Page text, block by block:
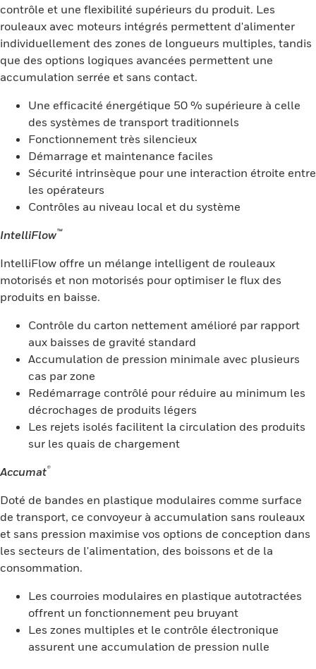
contrôle et une flexibilité supérieurs du produit. Les
rouleaux avec moteurs intégrés permettent d'alimenter
individuellement des zones de longueurs multiples, tandis
que des options logiques avancées permettent une
accumulation serrée et sans contact.
Une efficacité énergétique 50 % supérieure à celle
des systèmes de transport traditionnels
Fonctionnement très silencieux
Démarrage et maintenance faciles
Sécurité intrinsèque pour une interaction étroite entre
les opérateurs
Contrôles au niveau local et du système
IntelliFlow™
IntelliFlow offre un mélange intelligent de rouleaux
motorisés et non motorisés pour optimiser le flux des
produits en baisse.
Contrôle du carton nettement amélioré par rapport
aux baisses de gravité standard
Accumulation de pression minimale avec plusieurs
cas par zone
Redémarrage contrôlé pour réduire au minimum les
décrochages de produits légers
Les rejets isolés facilitent la circulation des produits
sur les quais de chargement
Accumat®
Doté de bandes en plastique modulaires comme surface
de transport, ce convoyeur à accumulation sans rouleaux
et sans pression maximise vos options de conception dans
les secteurs de l'alimentation, des boissons et de la
consommation.
Les courroies modulaires en plastique autotractées
offrent un fonctionnement peu bruyant
Les zones multiples et le contrôle électronique
assurent une accumulation de pression nulle